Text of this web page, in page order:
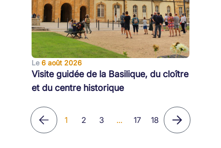
Le 6 août 2026
Visite guidée de la Basilique, du cloître
et du centre historique
1 2 3 ... 17 18